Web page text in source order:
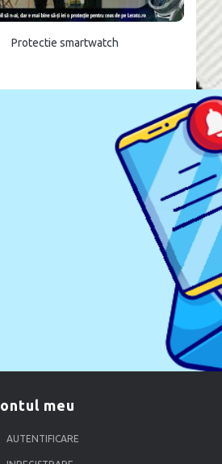
Protectie smartwatch
contul meu
AUTENTIFICARE